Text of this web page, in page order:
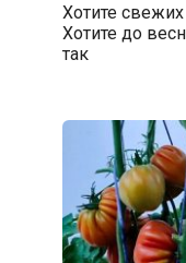
Хотите
Хотите до
так